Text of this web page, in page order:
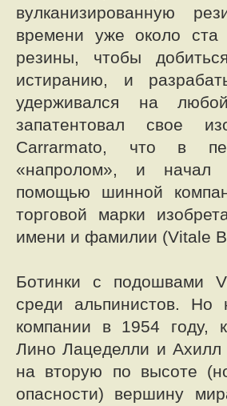
вулканизированную
времени уже около
резины, чтобы
истиранию, и
удерживался на
запатентовал свое
Carrarmato, что в
«напролом», и начал
помощью шинной
торговой марки
имени и фамилии (Vitale
Ботинки с подошвами
среди альпинистов.
компании в 1954 году,
Лино Лацеделли и Ахилл
на вторую по высоте
опасности) вершину